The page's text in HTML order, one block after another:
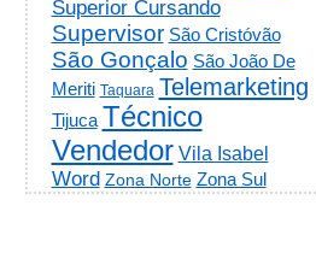
Superior Cursando
Supervisor São Cristóvão
São Gonçalo São João De
Meriti Taquara Telemarketing
Tijuca Técnico
Vendedor Vila Isabel
Word Zona Norte Zona Sul